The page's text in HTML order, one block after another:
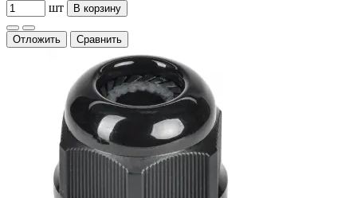
шт В корзину
Отложить Сравнить